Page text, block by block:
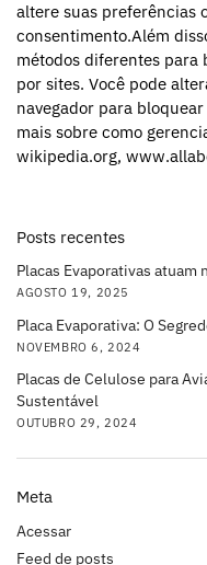
altere suas preferências
consentimento.Além
métodos diferentes para
por sites. Você pode
navegador para
mais sobre como
wikipedia.org,
Posts recentes
Placas Evaporativas
AGOSTO 19, 2025
Placa Evaporativa: O
NOVEMBRO 6, 2024
Placas de Celulose para
Sustentável
OUTUBRO 29, 2024
Meta
Acessar
Feed de posts